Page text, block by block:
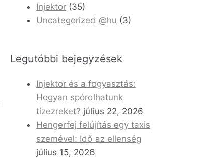
Injektor(35)
Uncategorized @hu (3)
Legutóbbi bejegyzések
Injektor és a fogyasztás:
Hogyan spórolhatunk
tízezreket? július 22, 2026
Hengerfej felújítás egy taxis
szemével: Idő az ellenség
július 15, 2026